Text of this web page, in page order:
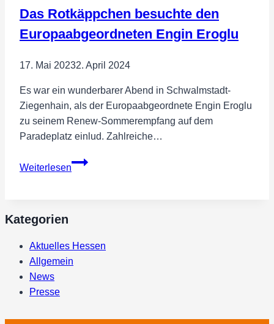
Das Rotkäppchen besuchte den
Europaabgeordneten Engin Eroglu
17. Mai 20232. April 2024
Es war ein wunderbarer Abend in Schwalmstadt-
Ziegenhain, als der Europaabgeordnete Engin Eroglu
zu seinem Renew-Sommerempfang auf dem
Paradeplatz einlud. Zahlreiche…
Weiterlesen
Das
Eroglu
Kategorien
Aktuelles Hessen
Allgemein
News
Presse